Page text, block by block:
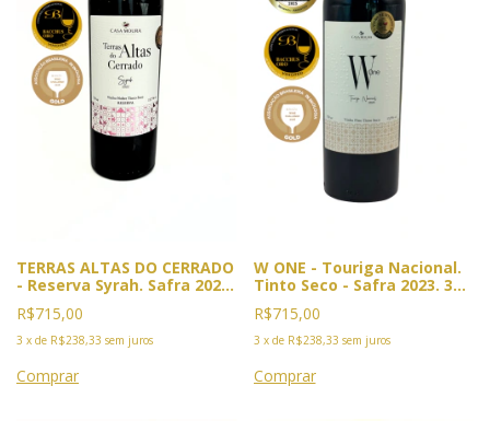
TERRAS ALTAS DO CERRADO
- Reserva Syrah. Safra 2022.
3x Premiado. 2026: Ouro
Vinalies, Cannes; Bacchus,
Madri e BWC.
R$715,00
3 x de R$238,33 sem juros
W ONE - Touriga Nacional.
Tinto Seco - Safra 2023. 3x
Premiado: Duplo Ouro Vinus
, Mendoza, 2025. Ouro
Bacchus, Madri e BWC 2026
R$715,00
3 x de R$238,33 sem juros